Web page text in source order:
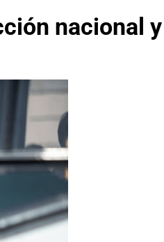
nacional